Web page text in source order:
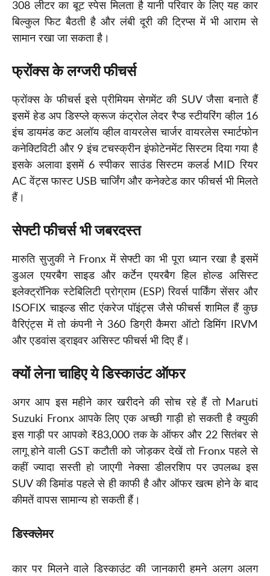
308 लीटर का बूट स्पेस मिलता है यानी परिवार के लिए यह कार
बिल्कुल फिट बैठती है और लंबी दूरी की ट्रिप्स में भी आराम से
सामान रखा जा सकता है।
फ्रोंक्स के लग्जरी फीचर्स
फ्रोंक्स के फीचर्स इसे प्रीमियम सेगमेंट की SUV जैसा बनाते हैं
इसमें हेड अप डिस्प्ले क्रूज कंट्रोल लेदर रैप्ड स्टीयरिंग व्हील 16
इंच डायमंड कट अलॉय व्हील वायरलेस चार्जर वायरलेस स्मार्टफोन
कनेक्टिविटी और 9 इंच टचस्क्रीन इंफोटेनमेंट सिस्टम दिया गया है
इसके अलावा इसमें 6 स्पीकर साउंड सिस्टम कलर्ड MID रियर
AC वेंट्स फास्ट USB चार्जिंग और कनेक्टेड कार फीचर्स भी मिलते
हैं।
सेफ्टी फीचर्स भी जबरदस्त
मारुति सुजुकी ने Fronx में सेफ्टी का भी पूरा ध्यान रखा है इसमें
डुअल एयरबैग साइड और कर्टेन एयरबैग हिल होल्ड असिस्ट
इलेक्ट्रॉनिक स्टेबिलिटी प्रोग्राम (ESP) रिवर्स पार्किंग सेंसर और
ISOFIX चाइल्ड सीट एंकरेज पॉइंट्स जैसे फीचर्स शामिल हैं कुछ
वैरिएंट्स में तो कंपनी ने 360 डिग्री कैमरा ऑटो डिमिंग IRVM
और एडवांस ड्राइवर असिस्ट फीचर्स भी दिए हैं।
क्यों लेना चाहिए ये डिस्काउंट ऑफर
अगर आप इस महीने कार खरीदने की सोच रहे हैं तो Maruti
Suzuki Fronx आपके लिए एक अच्छी गाड़ी हो सकती है क्युकी
इस गाड़ी पर आपको ₹83,000 तक के ऑफर और 22 सितंबर से
लागू होने वाली GST कटौती को जोड़कर देखें तो Fronx पहले से
कहीं ज्यादा सस्ती हो जाएगी नेक्सा डीलरशिप पर उपलब्ध इस
SUV की डिमांड पहले से ही काफी है और ऑफर खत्म होने के बाद
कीमतें वापस सामान्य हो सकती हैं।
डिस्क्लेमर
कार पर मिलने वाले डिस्काउंट की जानकारी हमने अलग अलग